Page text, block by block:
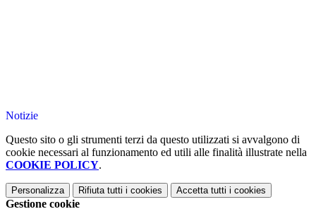
Notizie
Questo sito o gli strumenti terzi da questo utilizzati si avvalgono di
cookie necessari al funzionamento ed utili alle finalità illustrate nella
COOKIE POLICY.
Personalizza Rifiuta tutti i cookies Accetta tutti i cookies
Gestione cookie